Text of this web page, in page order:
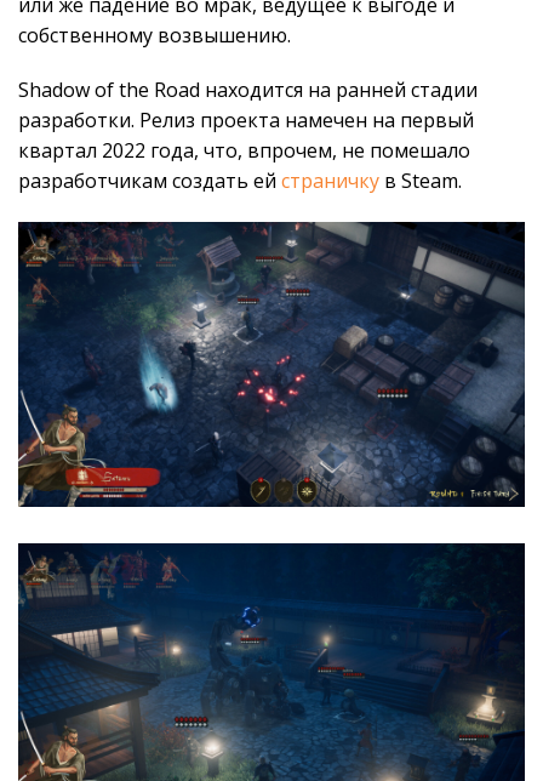
собственному возвышению.
Shadow of the Road находится на ранней стадии
разработки. Релиз проекта намечен на первый
квартал 2022 года, что, впрочем, не помешало
разработчикам создать ей страничку в Steam.